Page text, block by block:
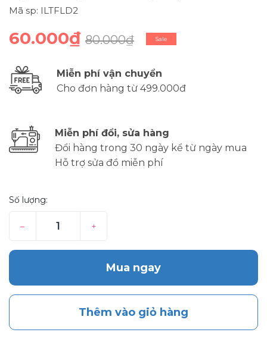
Mã sp: ILTFLD2
60.000₫ 80.000₫ Sale
Miễn phí vận chuyển
Cho đơn hàng từ 499.000đ
Miễn phí đổi, sửa hàng
Đổi hàng trong 30 ngày kể từ ngày mua
Hỗ trợ sửa đồ miễn phí
Số lượng:
– +
Mua ngay
Thêm vào giỏ hàng